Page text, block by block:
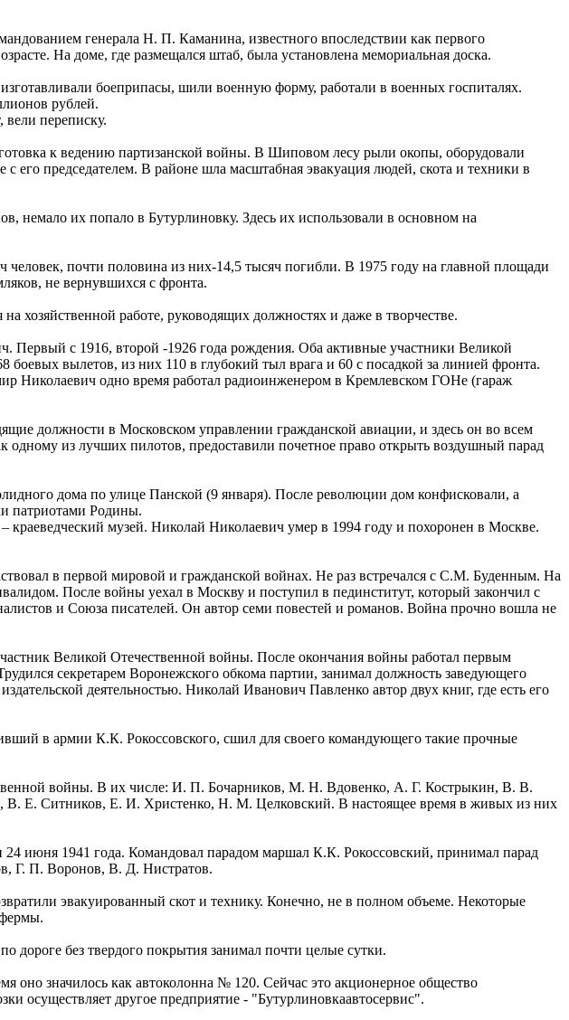
генерала Н. П. Каманина, известного впоследствии как первого
На доме, где размещался штаб, была установлена мемориальная доска.
боеприпасы, шили военную форму, работали в военных госпиталях.
рублей.
переписку.
к ведению партизанской войны. В Шиповом лесу рыли окопы, оборудовали
его председателем. В районе шла масштабная эвакуация людей, скота и техники в
немало их попало в Бутурлиновку. Здесь их использовали в основном на
почти половина из них-14,5 тысяч погибли. В 1975 году на главной площади
не вернувшихся с фронта.
хозяйственной работе, руководящих должностях и даже в творчестве.
с 1916, второй -1926 года рождения. Оба активные участники Великой
вылетов, из них 110 в глубокий тыл врага и 60 с посадкой за линией фронта.
Николаевич одно время работал радиоинженером в Кремлевском ГОНе (гараж
должности в Московском управлении гражданской авиации, и здесь он во всем
из лучших пилотов, предоставили почетное право открыть воздушный парад
дома по улице Панской (9 января). После революции дом конфисковали, а
патриотами Родины.
музей. Николай Николаевич умер в 1994 году и похоронен в Москве.
в первой мировой и гражданской войнах. Не раз встречался с С.М. Буденным. На
После войны уехал в Москву и поступил в пединститут, который закончил с
и Союза писателей. Он автор семи повестей и романов. Война прочно вошла не
Великой Отечественной войны. После окончания войны работал первым
секретарем Воронежского обкома партии, занимал должность заведующего
деятельностью. Николай Иванович Павленко автор двух книг, где есть его
в армии К.К. Рокоссовского, сшил для своего командующего такие прочные
войны. В их числе: И. П. Бочарников, М. Н. Вдовенко, А. Г. Кострыкин, В. В.
Е. Ситников, Е. И. Христенко, Н. М. Целковский. В настоящее время в живых из них
июня 1941 года. Командовал парадом маршал К.К. Рокоссовский, принимал парад
Г. П. Воронов, В. Д. Нистратов.
эвакуированный скот и технику. Конечно, не в полном объеме. Некоторые
дороге без твердого покрытия занимал почти целые сутки.
оно значилось как автоколонна № 120. Сейчас это акционерное общество
осуществляет другое предприятие - "Бутурлиновкаавтосервис".